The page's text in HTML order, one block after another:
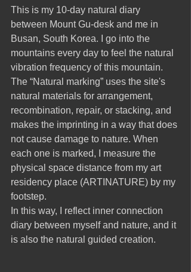
This is my 10-day natural diary
between Mount Gu-desk and me in
Busan, South Korea. I go into the
mountains every day to feel the natural
vibration frequency of this mountain.
The “Natural marking” uses the site's
natural materials for arrangement,
recombination, repair, or stacking, and
makes the imprinting in a way that does
not cause damage to nature. When
each one is marked, I measure the
physical space distance from my art
residency place (ARTINATURE) by my
footstep.
In this way, I reflect inner connection
diary between myself and nature, and it
is also the natural guided creation.